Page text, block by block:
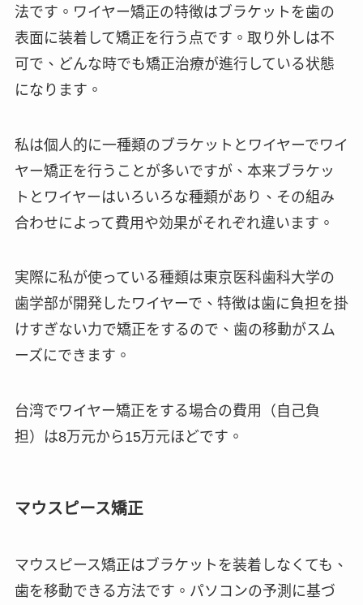
法です。ワイヤー矯正の特徴はブラケットを歯の
表面に装着して矯正を行う点です。取り外しは不
可で、どんな時でも矯正治療が進行している状態
になります。
私は個人的に一種類のブラケットとワイヤーでワイ
ヤー矯正を行うことが多いですが、本来ブラケッ
トとワイヤーはいろいろな種類があり、その組み
合わせによって費用や効果がそれぞれ違います。
実際に私が使っている種類は東京医科歯科大学の
歯学部が開発したワイヤーで、特徴は歯に負担を掛
けすぎない力で矯正をするので、歯の移動がスム
ーズにできます。
台湾でワイヤー矯正をする場合の費用（自己負
担）は8万元から15万元ほどです。
マウスピース矯正
マウスピース矯正はブラケットを装着しなくても、
歯を移動できる方法です。パソコンの予測に基づ